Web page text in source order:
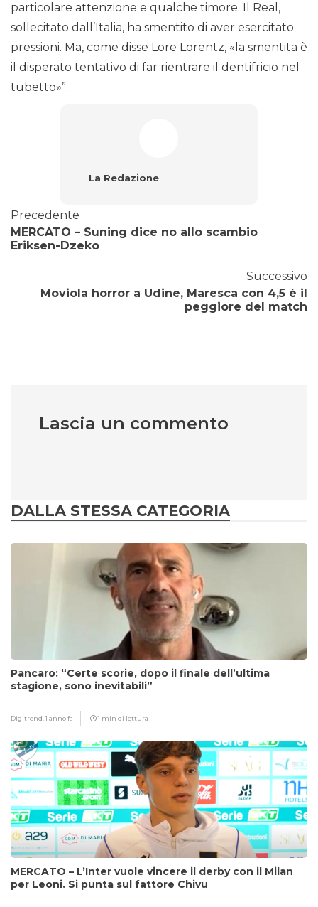
particolare attenzione e qualche timore. Il Real,
sollecitato dall’Italia, ha smentito di aver esercitato
pressioni. Ma, come disse Lore Lorentz, «la smentita è
il disperato tentativo di far rientrare il dentifricio nel
tubetto»”.
La Redazione
Precedente
MERCATO – Suning dice no allo scambio
Eriksen-Dzeko
Successivo
Moviola horror a Udine, Maresca con 4,5 è il
peggiore del match
Lascia un commento
DALLA STESSA CATEGORIA
Pancaro: “Certe scorie, dopo il finale dell’ultima
stagione, sono inevitabili”
Digitrend,1 anno fa 1 min di lettura
MERCATO – L’Inter vuole vincere il derby con il Milan
per Leoni. Si punta sul fattore Chivu